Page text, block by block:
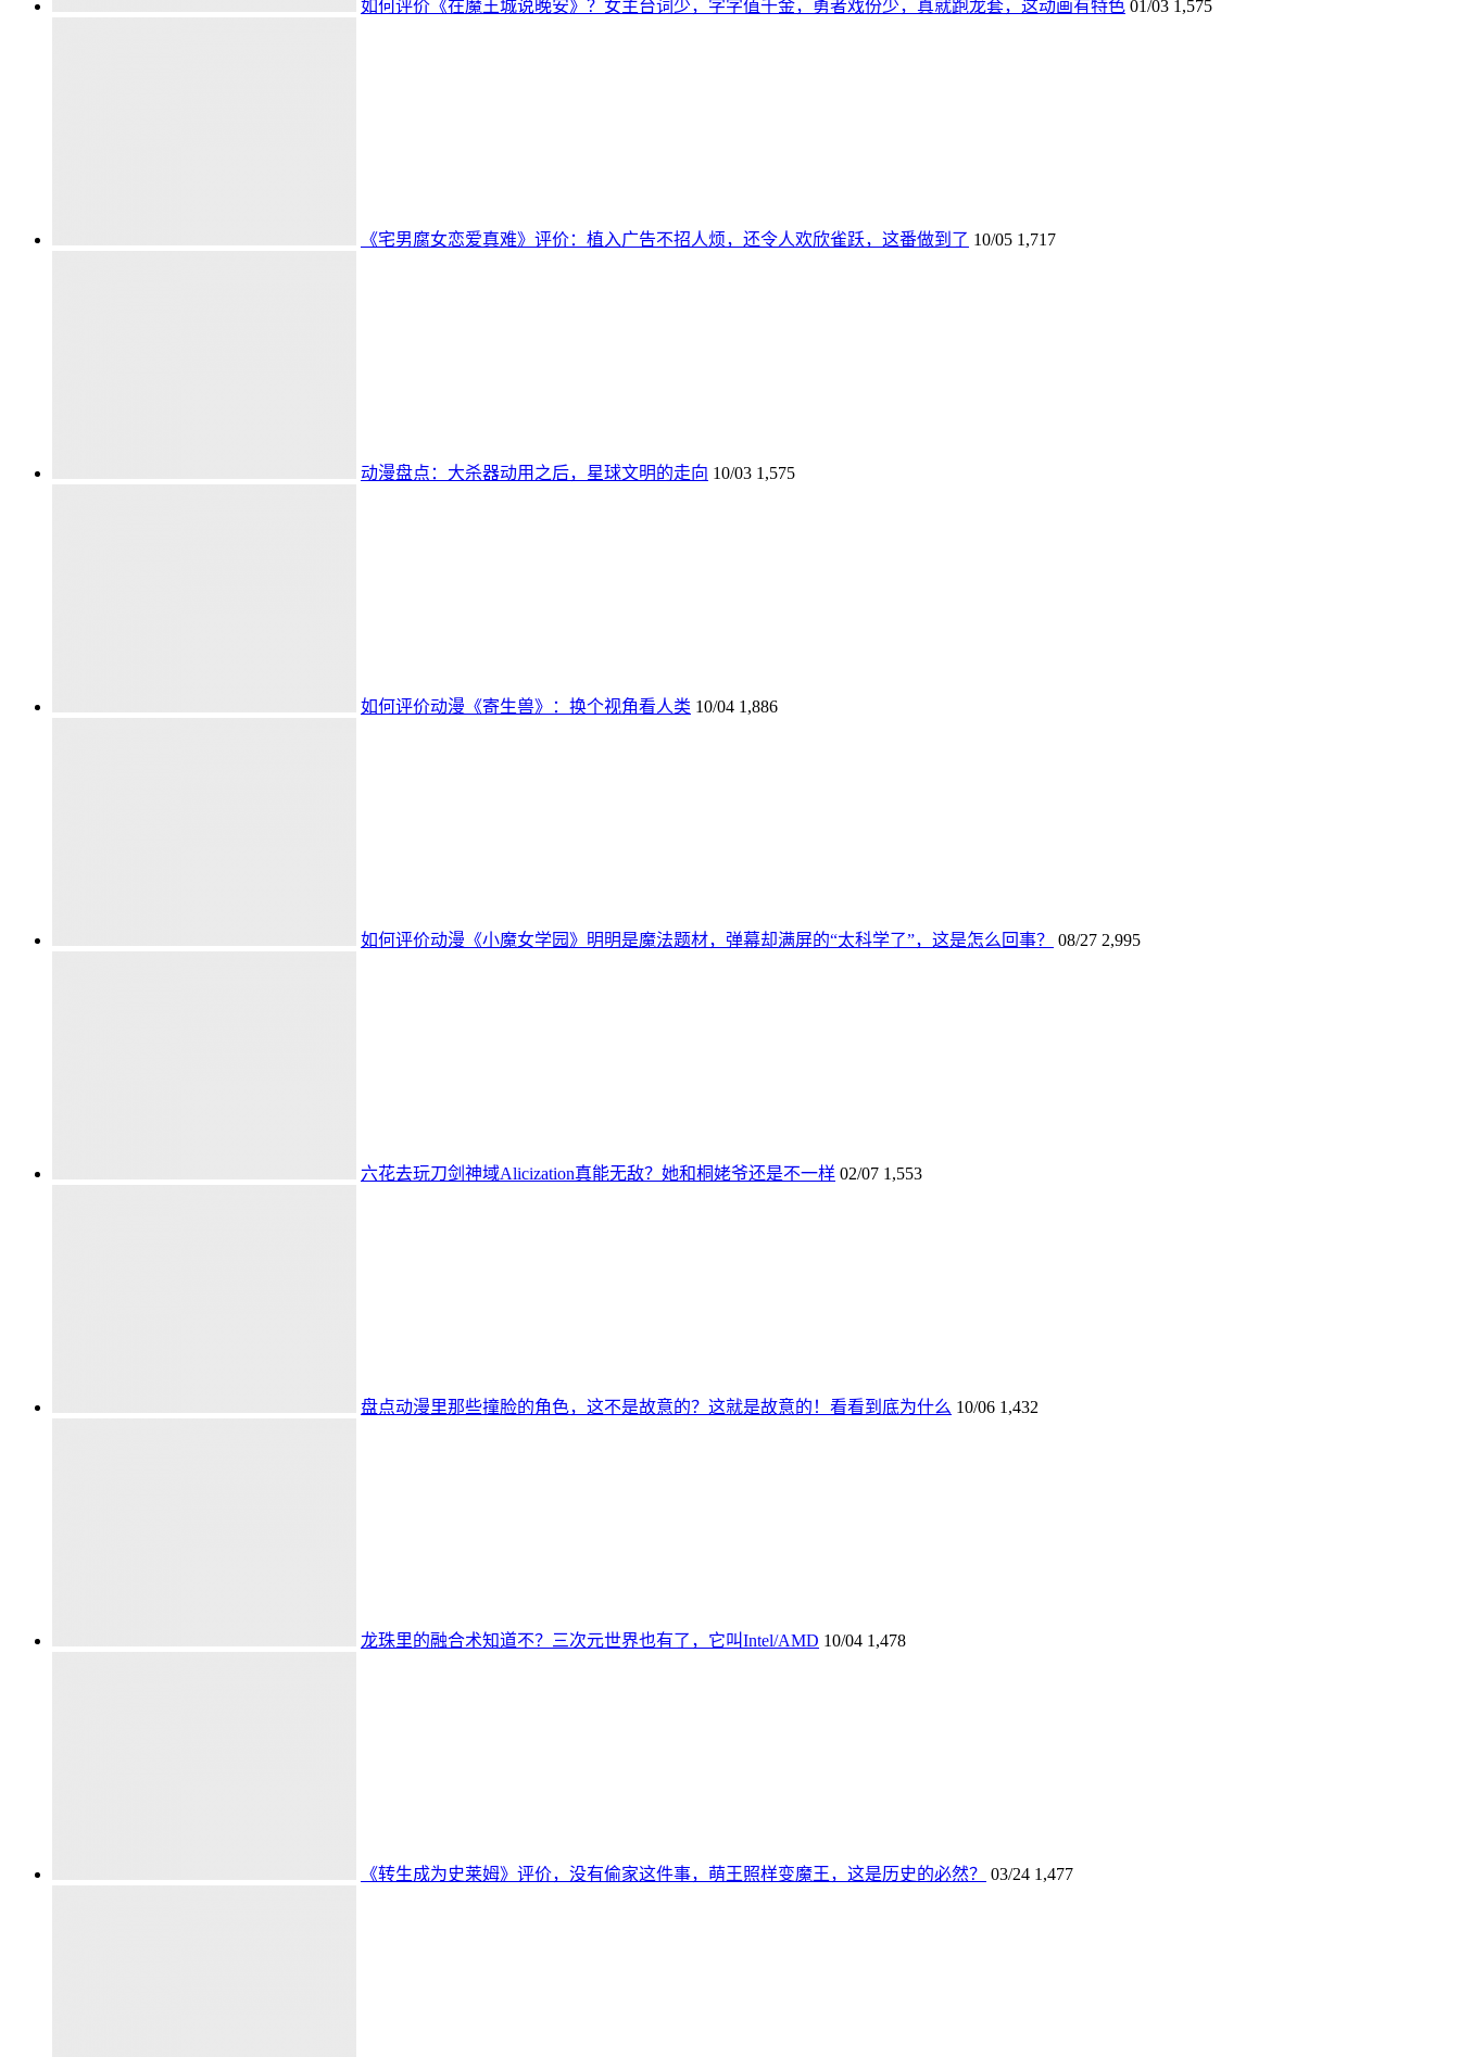
如何评价《在魔王城说晚安》？女主台词少，字字值千金，勇者戏份少，真就跑龙套，这动画有特色 01/03 1,575
《宅男腐女恋爱真难》评价：植入广告不招人烦，还令人欢欣雀跃，这番做到了 10/05 1,717
动漫盘点：大杀器动用之后，星球文明的走向 10/03 1,575
如何评价动漫《寄生兽》：换个视角看人类 10/04 1,886
如何评价动漫《小魔女学园》明明是魔法题材，弹幕却满屏的“太科学了”，这是怎么回事？ 08/27 2,995
六花去玩刀剑神域Alicization真能无敌？她和桐姥爷还是不一样 02/07 1,553
盘点动漫里那些撞脸的角色，这不是故意的？这就是故意的！看看到底为什么 10/06 1,432
龙珠里的融合术知道不？三次元世界也有了，它叫Intel/AMD 10/04 1,478
《转生成为史莱姆》评价，没有偷家这件事，萌王照样变魔王，这是历史的必然？ 03/24 1,477